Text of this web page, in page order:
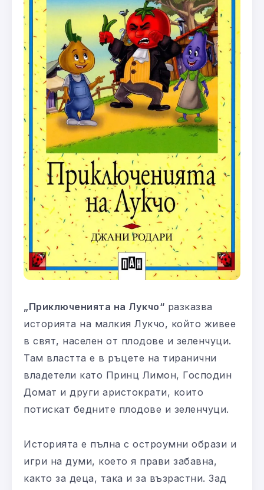
„Приключенията на Лукчо“ разказва
историята на малкия Лукчо, който живее
в свят, населен от плодове и зеленчуци.
Там властта е в ръцете на тиранични
владетели като Принц Лимон, Господин
Домат и други аристократи, които
потискат бедните плодове и зеленчуци.
Историята е пълна с остроумни образи и
игри на думи, което я прави забавна,
както за деца, така и за възрастни. Зад